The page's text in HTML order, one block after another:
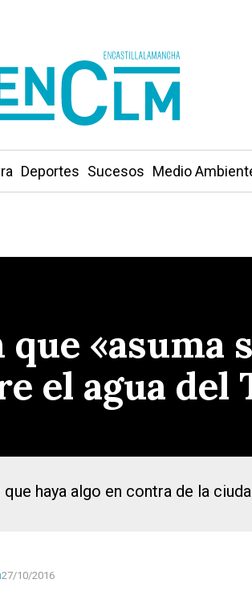
Deportes Sucesos Medio
«asuma
el agua del
haya algo en contra de la
27/10/2016